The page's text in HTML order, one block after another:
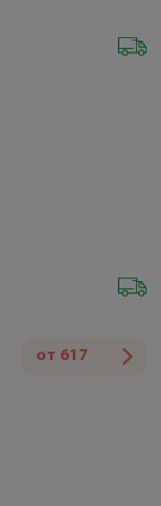
от 617